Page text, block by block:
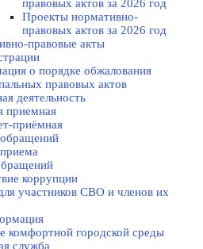
правовых актов за 2026 год
Проекты нормативно-
правовых актов за 2026 год
правовые акты
о порядке обжалования
правовых актов
деятельность
приемная
приёмная
коррупции
участников СВО и членов их
комфортной городской среды
служба